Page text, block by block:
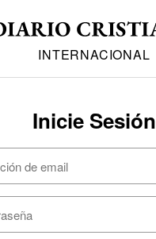
INTERNACIONAL
Inicie Sesión